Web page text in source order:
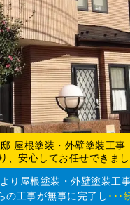
屋根塗装・外壁塗装工事
、安心してお任せできまし
り屋根塗装・外壁塗装工
の工事が無事に完了し ･･･